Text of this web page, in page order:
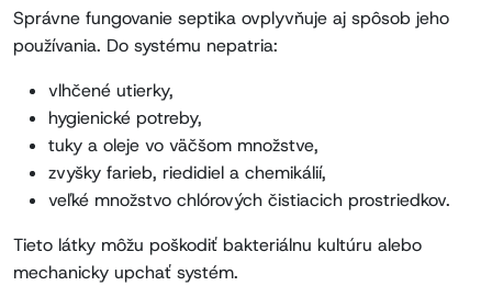
Správne fungovanie septika ovplyvňuje aj spôsob jeho
používania. Do systému nepatria:
vlhčené utierky,
hygienické potreby,
tuky a oleje vo väčšom množstve,
zvyšky farieb, riedidiel a chemikálií,
veľké množstvo chlórových čistiacich prostriedkov.
Tieto látky môžu poškodiť bakteriálnu kultúru alebo
mechanicky upchať systém.